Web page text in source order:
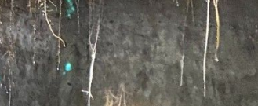
Alimentos